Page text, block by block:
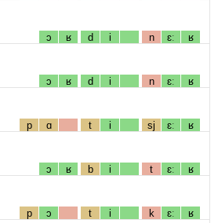
ɔ ʁ d i n ɛː ʁ
ɔ ʁ d i n ɛː ʁ
p ɑ t i sj ɛː ʁ
ɔ ʁ b i t ɛː ʁ
p ɔ t i k ɛː ʁ